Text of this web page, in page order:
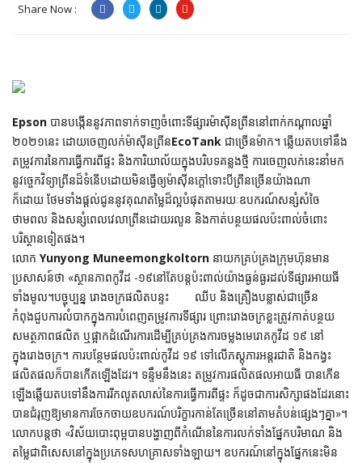
Share Now :
Epson បានបង្កើននូវភាពទាក់ទាញចំពោះទីផ្សារម៉ាស៊ីនព្រីននៅពាក់កណ្តាលឆ្នាំ
២០២១នេះ ដោយចេញលក់ម៉ាស៊ីនព្រីនEcoTank ជាច្រើនម៉ាក។ ឆ្លើយតបទៅនឹង
តម្រូវការនៃការធ្វើការពីផ្ទះ និងការិយាល័យក្នុងបរិបទគន្លងថ្មី ការចេញលក់នេះនាំមក
នូវច្ចេកវិទ្យាព្រីនដ៏ទំនើបដោយមិនធ្វើឲ្យម៉ាស៊ីនក្តៅទោះបីព្រីនច្រើនយ៉ាងណា
ក៏ដោយ ថែមទាំងផ្តល់ជូននូវគុណតម្លៃដ៏ល្អបំផុតតាមរយៈឧបករណ៍សន្សំសំចៃ
ថាមពល និងសន្សំពេលវេលាព្រីនដោយរលូន និងកាត់បន្ថយផលប៉ះពាល់ចំពោះ
បរិស្ថានទៀតផង។
លោក Yunyong Muneemongkoltorn នាយកគ្រប់គ្រងក្រុមហ៊ុនមាន
ប្រសាសន៍ថា «ស្ថានភាពកូវីដ -១៩នៅតែបន្តប៉ះពាល់យ៉ាងធ្ងន់ធ្ងរដល់ទីផ្សារអាយធី
ទាំងមូល។បច្ចុប្បន្ន រោងចក្រផលិតបន្ទះ ឈីប និងគ្រឿងបន្លាស់ជាច្រើន
កំពុងជួបការលំបាកក្នុងការបំពេញតម្រូវការទីផ្សារ ព្រោះរោងចក្រខ្លះត្រូវកាត់បន្ថយ
សមត្ថភាពផលិត ឬផ្អាកដំណើរការដើម្បីគ្រប់គ្រងការចម្លងមេរោគកូវីដ ១៩ នៅ
ក្នុងរោងចក្រ។ ការបន្ថែមផលប៉ះពាល់កូវីដ ១៩ ទៅលើភស្តុភារអន្តរជាតិ និងកង្វះ
ផលិតផលក៏បានកើតឡើងដែរ។ ទន្ទឹមនឹងនេះ តម្រូវការផលិតផលអាយធី បានកើន
ឡើងឆ្លើយតបទៅនឹងការរីកលូតលាស់នៃការធ្វើការពីផ្ទះ ក៏ដូចជាការសិក្សាផងដែរនោះ
បានជំរុញឱ្យមានការចែកចាយឧបករណ៍បរិក្ខារកាន់តែច្រើននៅតាមតំបន់ផ្សេងៗគ្នា»។
លោកបន្តថា «វិស័យបោះពុម្ពបានបង្ហាញពីកំណើននៃការលក់ទាំងផ្នែកបរិមាណ និង
តម្លៃជាពិសេសនៅក្នុងប្រភេទសហគ្រាសទាំងឡាយ។ ឧបករណ៍នៅក្នុងផ្នែកនេះមិន